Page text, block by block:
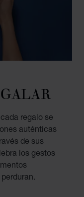
regalo se
auténticas
de sus
los gestos